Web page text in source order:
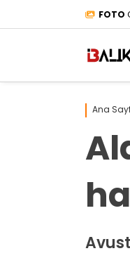
FOTO
Ana